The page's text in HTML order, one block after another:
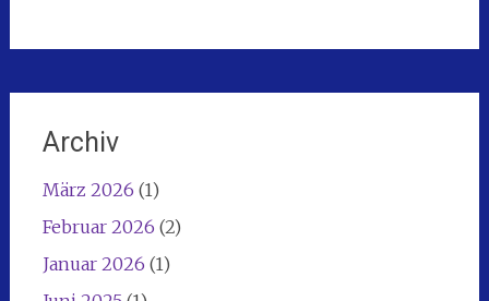
Archiv
März 2026 (1)
Februar 2026 (2)
Januar 2026 (1)